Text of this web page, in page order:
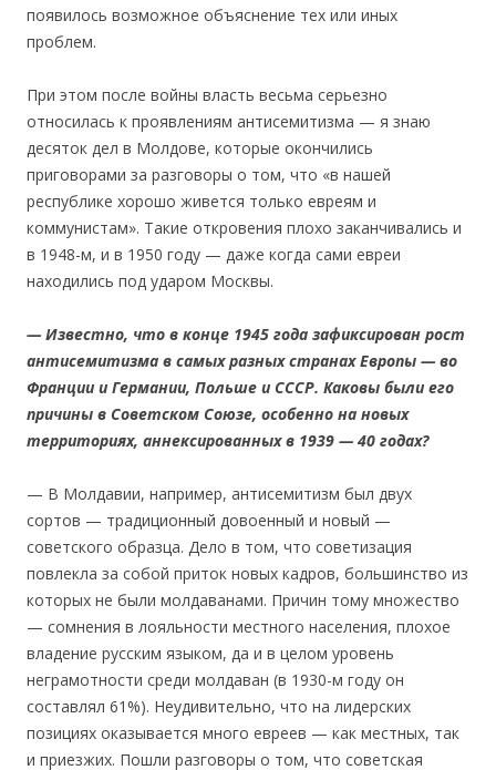
появилось возможное объяснение тех или иных
проблем.
При этом после войны власть весьма серьезно
относилась к проявлениям антисемитизма — я знаю
десяток дел в Молдове, которые окончились
приговорами за разговоры о том, что «в нашей
республике хорошо живется только евреям и
коммунистам». Такие откровения плохо заканчивались и
в 1948-м, и в 1950 году — даже когда сами евреи
находились под ударом Москвы.
— Известно, что в конце 1945 года зафиксирован рост
антисемитизма в самых разных странах Европы — во
Франции и Германии, Польше и СССР. Каковы были его
причины в Советском Союзе, особенно на новых
территориях, аннексированных в 1939 — 40 годах?
— В Молдавии, например, антисемитизм был двух
сортов — традиционный довоенный и новый —
советского образца. Дело в том, что советизация
повлекла за собой приток новых кадров, большинство из
которых не были молдаванами. Причин тому множество
— сомнения в лояльности местного населения, плохое
владение русским языком, да и в целом уровень
неграмотности среди молдаван (в 1930-м году он
составлял 61%). Неудивительно, что на лидерских
позициях оказывается много евреев — как местных, так
и приезжих. Пошли разговоры о том, что советская